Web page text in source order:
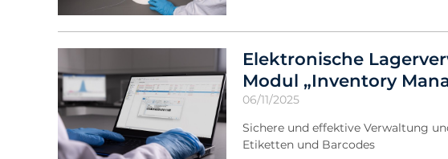
Elektronische
Modul „Inventory
06/11/2025
Sichere und effektive Verwaltung
Etiketten und Barcodes